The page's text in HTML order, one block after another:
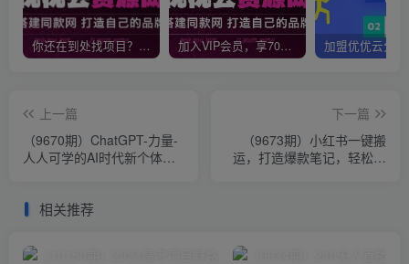
你还在到处找项目？还在当韭菜？我靠网创资源站一个月收入5万+，曾经我也是个失败者。 加入VIP会员，享70%的推广提成，免费学习多种网上创业课程，菜鸟秒变大神！
上一篇
（9670期）ChatGPT-力量-
人人可学的AI时代新个体视
下一篇
（9673期）小红书一键搬
运，打造爆款笔记，轻松日
相关推荐